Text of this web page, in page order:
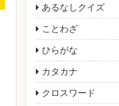
あるなしクイズ
ことわざ
ひらがな
カタカナ
クロスワード